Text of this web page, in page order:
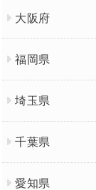
大阪府
福岡県
埼玉県
千葉県
愛知県